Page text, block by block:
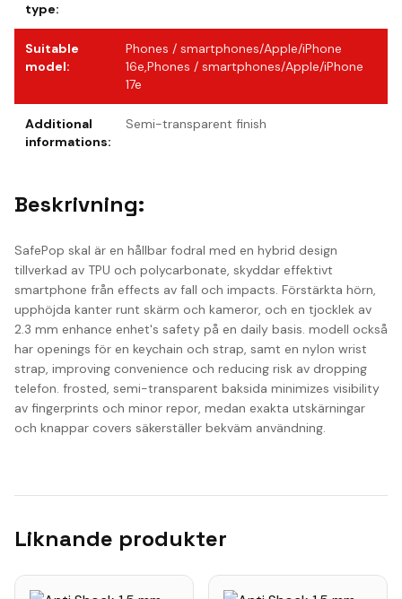
type:
Suitable
model:
Phones / smartphones/Apple/iPhone
16e,Phones / smartphones/Apple/iPhone
17e
Additional
informations:
Semi-transparent finish
Beskrivning:
SafePop skal är en hållbar fodral med en hybrid design
tillverkad av TPU och polycarbonate, skyddar effektivt
smartphone från effects av fall och impacts. Förstärkta hörn,
upphöjda kanter runt skärm och kameror, och en tjocklek av
2.3 mm enhance enhet's safety på en daily basis. modell också
har openings för en keychain och strap, samt en nylon wrist
strap, improving convenience och reducing risk av dropping
telefon. frosted, semi-transparent baksida minimizes visibility
av fingerprints och minor repor, medan exakta utskärningar
och knappar covers säkerställer bekväm användning.
Liknande produkter